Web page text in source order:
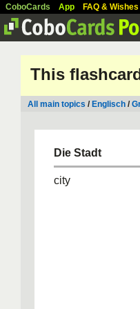
CoboCards App FAQ & Wishes
This
All main topics / Englisch /
Die Stadt
city